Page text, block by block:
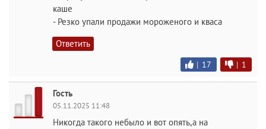
каше
- Резко упали продажи мороженого и кваса
Ответить
| 17 | 1
Гость
05.11.2025 11:48
Никогда такого небыло и вот опять,а на